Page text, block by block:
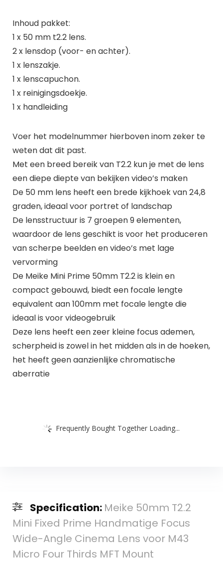
Inhoud pakket:
1 x 50 mm t2.2 lens.
2 x lensdop (voor- en achter).
1 x lenszakje.
1 x lenscapuchon.
1 x reinigingsdoekje.
1 x handleiding
Voer het modelnummer hierboven inom zeker te
weten dat dit past.
Met een breed bereik van T2.2 kun je met de lens
een diepe diepte van bekijken video’s maken
De 50 mm lens heeft een brede kijkhoek van 24,8
graden, ideaal voor portret of landschap
De lensstructuur is 7 groepen 9 elementen,
waardoor de lens geschikt is voor het produceren
van scherpe beelden en video’s met lage
vervorming
De Meike Mini Prime 50mm T2.2 is klein en
compact gebouwd, biedt een focale lengte
equivalent aan 100mm met focale lengte die
ideaal is voor videogebruik
Deze lens heeft een zeer kleine focus ademen,
scherpheid is zowel in het midden als in de hoeken,
het heeft geen aanzienlijke chromatische
aberratie
Frequently Bought Together Loading...
Specification: Meike 50mm T2.2
Mini Fixed Prime Handmatige Focus
Wide-Angle Cinema Lens voor M43
Micro Four Thirds MFT Mount